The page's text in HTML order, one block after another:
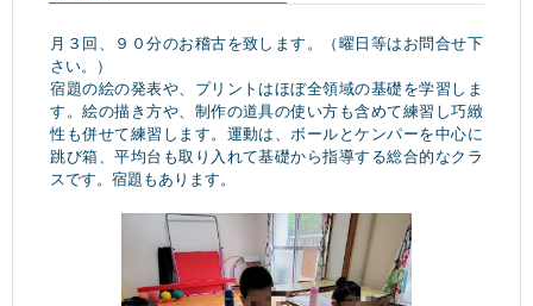
月３回、９０分のお稽古を致します。（曜日等はお問合せ下
さい。）
宿題の絵の発表や、プリントはほぼ全領域の基礎を学習しま
す。絵の描き方や、制作の道具の使い方も含めて練習し巧緻
性も併せて練習します。運動は、ボールとケンパーを中心に
跳び箱、平均台も取り入れて基礎から指導する総合的なクラ
スです。宿題もあります。